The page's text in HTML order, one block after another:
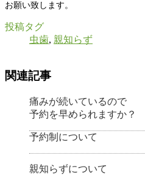
お願い致します。
投稿タグ
虫歯, 親知らず
関連記事
痛みが続いているので
予約を早められますか？
予約制について
親知らずについて